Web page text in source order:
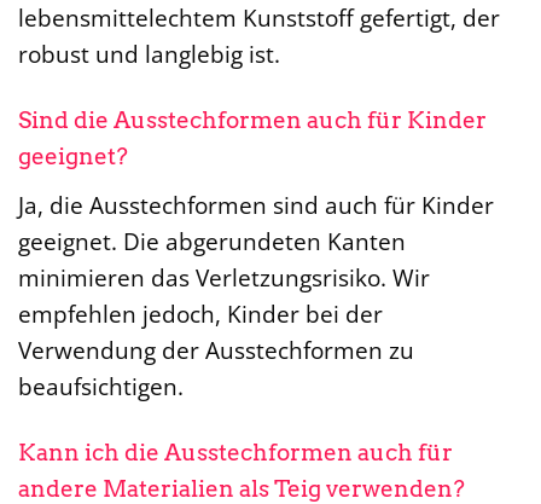
lebensmittelechtem Kunststoff gefertigt, der
robust und langlebig ist.
Sind die Ausstechformen auch für Kinder
geeignet?
Ja, die Ausstechformen sind auch für Kinder
geeignet. Die abgerundeten Kanten
minimieren das Verletzungsrisiko. Wir
empfehlen jedoch, Kinder bei der
Verwendung der Ausstechformen zu
beaufsichtigen.
Kann ich die Ausstechformen auch für
andere Materialien als Teig verwenden?